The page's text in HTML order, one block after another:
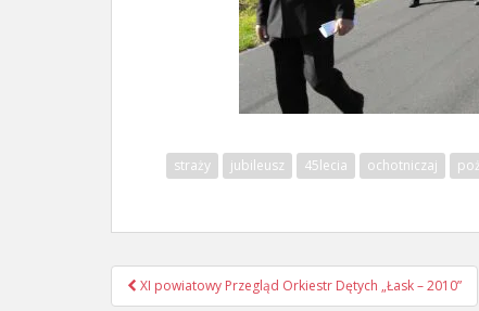
straży jubileusz 45lecia ochotniczaj
Nawigacja
XI powiatowy Przegląd Orkiestr Dętych „Łask – 2010”